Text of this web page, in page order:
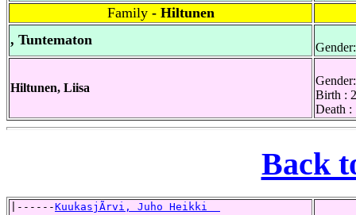
Family - Hiltunen
, Tuntematon
Hiltunen, Liisa
Birth :
Death :
Back
|------KuukasjÃrvi, Juho Heikki